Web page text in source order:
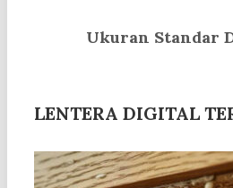
Ukuran Standar
LENTERA DIGITAL